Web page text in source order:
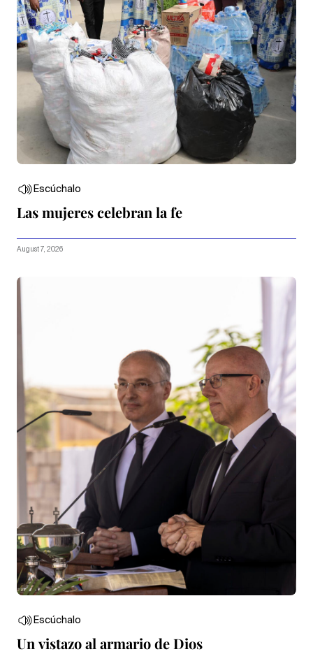
Escúchalo
Las mujeres celebran la fe
August 7, 2026
Escúchalo
Un vistazo al armario de Dios